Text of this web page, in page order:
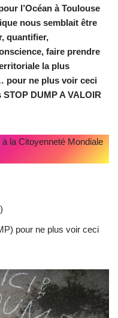
l’Océan à Toulouse
nous semblait être
quantifier,
faire prendre
la plus
pour ne plus voir ceci
DUMP A VALOIR
à la Citoyenneté Mondiale
pour ne plus voir ceci